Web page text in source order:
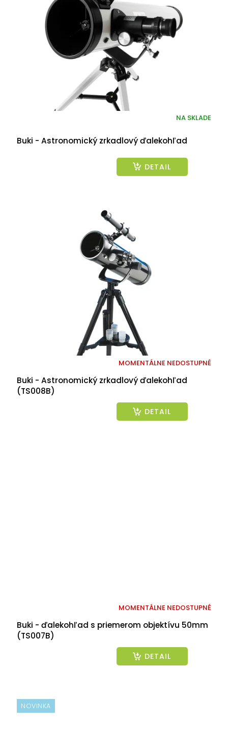
Buki - Astronomický zrkadlový ďalekohľad
NA SKLADE
DETAIL
Buki - Astronomický zrkadlový ďalekohľad
(TS008B)
MOMENTÁLNE NEDOSTUPNÉ
DETAIL
Buki - ďalekohľad s priemerom objektívu 50mm
(TS007B)
hodnotenie
produktu
je
MOMENTÁLNE NEDOSTUPNÉ
DETAIL
NOVINKA